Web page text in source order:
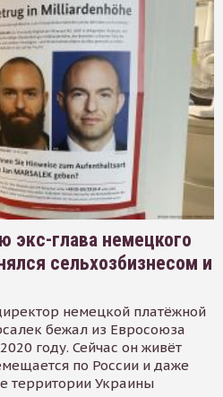
экс-глава немецкого
сельхозбизнесом и
немецкой платёжной
бежал из Евросоюза
году. Сейчас он живёт
по России и даже
территории Украины